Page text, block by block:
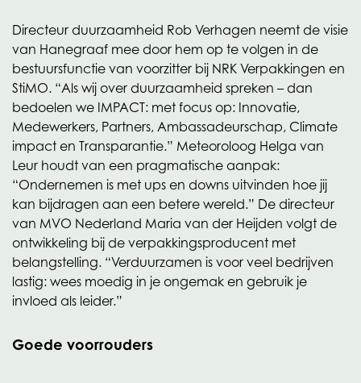
Directeur duurzaamheid Rob Verhagen neemt de visie
van Hanegraaf mee door hem op te volgen in de
bestuursfunctie van voorzitter bij NRK Verpakkingen en
StiMO. “Als wij over duurzaamheid spreken – dan
bedoelen we IMPACT: met focus op: Innovatie,
Medewerkers, Partners, Ambassadeurschap, Climate
impact en Transparantie.” Meteoroloog Helga van
Leur houdt van een pragmatische aanpak:
“Ondernemen is met ups en downs uitvinden hoe jij
kan bijdragen aan een betere wereld.” De directeur
van MVO Nederland Maria van der Heijden volgt de
ontwikkeling bij de verpakkingsproducent met
belangstelling. “Verduurzamen is voor veel bedrijven
lastig: wees moedig in je ongemak en gebruik je
invloed als leider.”
Goede voorrouders